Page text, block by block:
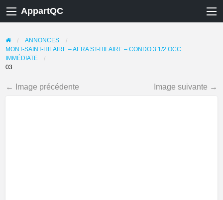
AppartQC
ANNONCES
MONT-SAINT-HILAIRE – AERA ST-HILAIRE – CONDO 3 1/2 OCC.
IMMÉDIATE
03
← Image précédente Image suivante →